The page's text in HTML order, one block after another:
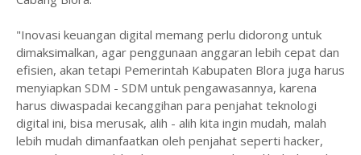
"Inovasi keuangan digital memang perlu didorong untuk
dimaksimalkan, agar penggunaan anggaran lebih cepat dan
efisien, akan tetapi Pemerintah Kabupaten Blora juga harus
menyiapkan SDM - SDM untuk pengawasannya, karena
harus diwaspadai kecanggihan para penjahat teknologi
digital ini, bisa merusak, alih - alih kita ingin mudah, malah
lebih mudah dimanfaatkan oleh penjahat seperti hacker,